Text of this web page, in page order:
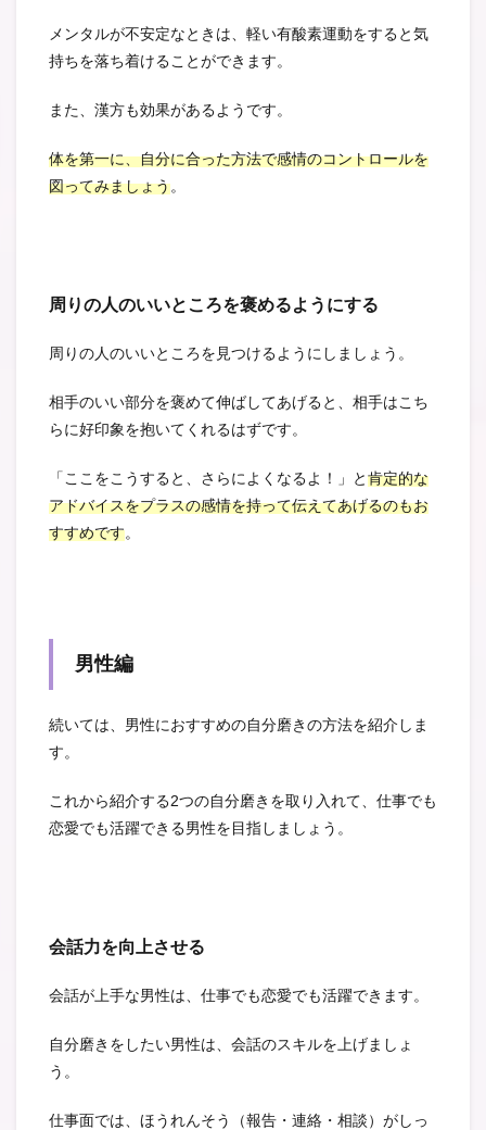
メンタルが不安定なときは、軽い有酸素運動をすると気
持ちを落ち着けることができます。
また、漢方も効果があるようです。
体を第一に、自分に合った方法で感情のコントロールを
図ってみましょう。
周りの人のいいところを褒めるようにする
周りの人のいいところを見つけるようにしましょう。
相手のいい部分を褒めて伸ばしてあげると、相手はこち
らに好印象を抱いてくれるはずです。
「ここをこうすると、さらによくなるよ！」と肯定的な
アドバイスをプラスの感情を持って伝えてあげるのもお
すすめです。
男性編
続いては、男性におすすめの自分磨きの方法を紹介しま
す。
これから紹介する2つの自分磨きを取り入れて、仕事でも
恋愛でも活躍できる男性を目指しましょう。
会話力を向上させる
会話が上手な男性は、仕事でも恋愛でも活躍できます。
自分磨きをしたい男性は、会話のスキルを上げましょ
う。
仕事面では、ほうれんそう（報告・連絡・相談）がしっ